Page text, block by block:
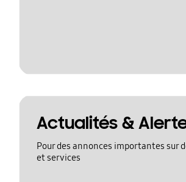
Actualités &
Pour des annonces importantes sur
et services